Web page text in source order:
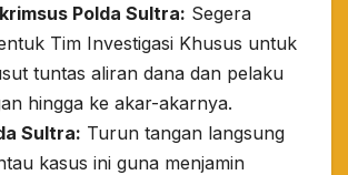
Polda Sultra: Segera
Tim Investigasi Khusus untuk
tuntas aliran dana dan pelaku
hingga ke akar-akarnya.
Sultra: Turun tangan langsung
kasus ini guna menjamin